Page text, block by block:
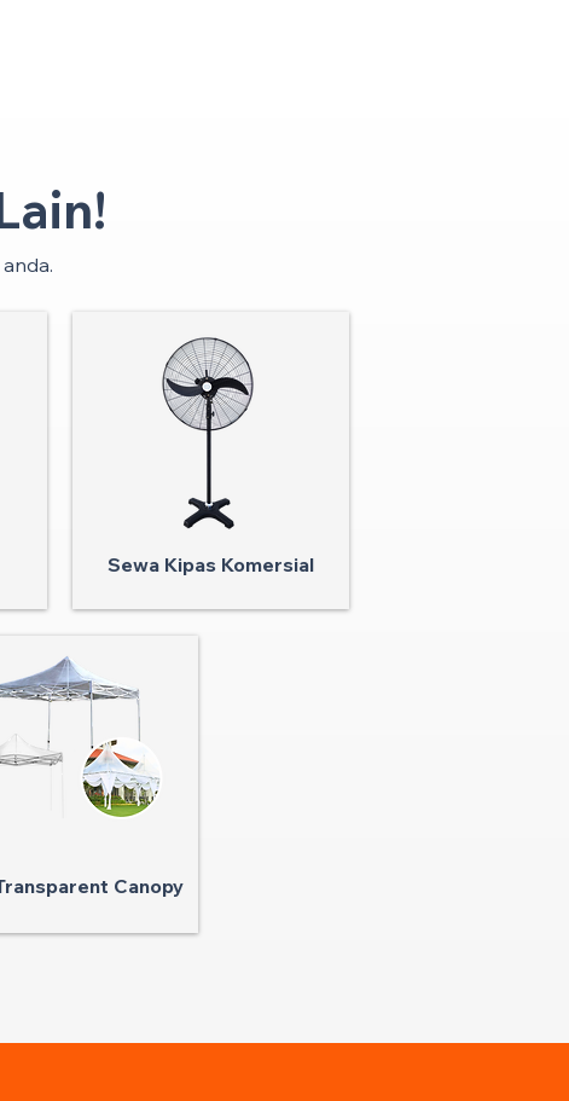
Sewa Kipas Komersial
Canopy